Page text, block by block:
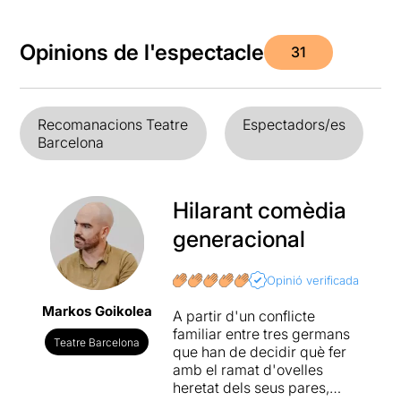
Opinions de l'espectacle 31
Recomanacions Teatre
Barcelona
Espectadors/es
Markos Goikolea
Teatre Barcelona
Hilarant comèdia
generacional
Opinió verificada
A partir d'un conflicte
familiar entre tres germans
que han de decidir què fer
amb el ramat d'ovelles
heretat dels seus pares,